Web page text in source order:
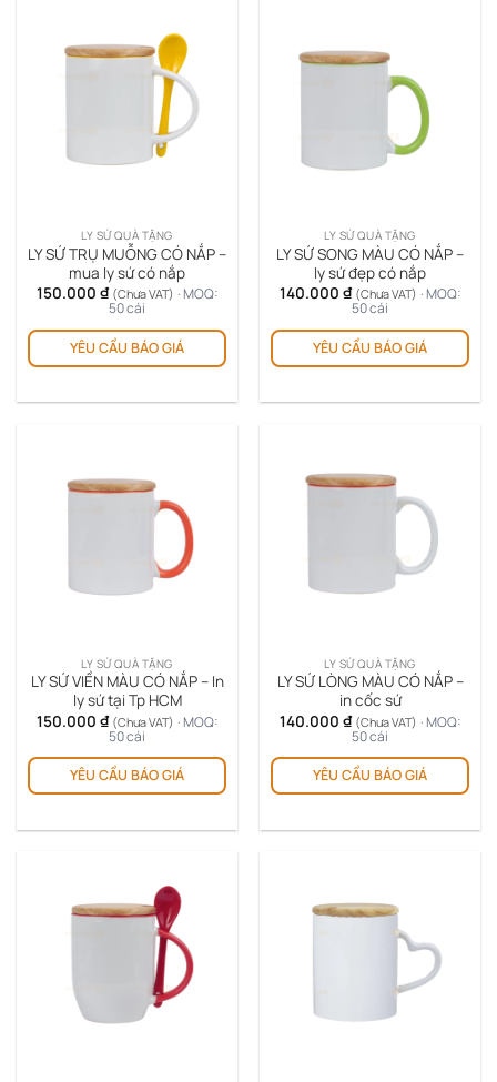
LY SỨ QUÀ TẶNG
LY SỨ TRỤ MUỖNG CÓ NẮP –
mua ly sứ có nắp
150.000 ₫ (Chưa VAT) · MOQ:
50 cái
YÊU CẦU BÁO GIÁ
LY SỨ QUÀ TẶNG
LY SỨ SONG MÀU CÓ NẮP –
ly sứ đẹp có nắp
140.000 ₫ (Chưa VAT) · MOQ:
50 cái
YÊU CẦU BÁO GIÁ
LY SỨ QUÀ TẶNG
LY SỨ VIỀN MÀU CÓ NẮP – In
ly sứ tại Tp HCM
150.000 ₫ (Chưa VAT) · MOQ:
50 cái
YÊU CẦU BÁO GIÁ
LY SỨ QUÀ TẶNG
LY SỨ LÒNG MÀU CÓ NẮP –
in cốc sứ
140.000 ₫ (Chưa VAT) · MOQ:
50 cái
YÊU CẦU BÁO GIÁ